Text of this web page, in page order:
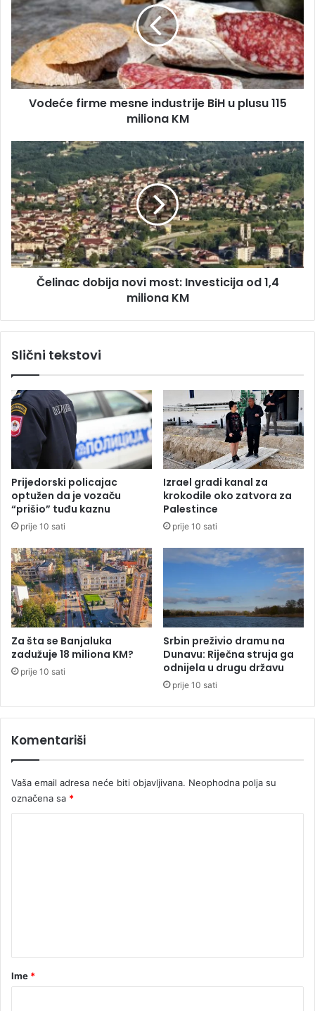
i
a
d
r
e
e
ć
e
f
i
r
s
n
e
i
n
d
u
s
j
B
u
p
l
s
u
1
1
m
i
l
i
o
n
a
K
M
Vodeće firme mesne industrije BiH u plusu 115
miliona KM
e
l
i
n
a
c
d
o
o
m
o
s
t
:
n
v
s
t
i
c
i
j
a
o
d
1
m
l
n
a
K
Čelinac dobija novi most: Investicija od 1,4
miliona KM
Slični tekstovi
Prijedorski policajac
optužen da je vozaču
“prišio” tuđu kaznu
prije 10 sati
Izrael gradi kanal za
krokodile oko zatvora za
Palestince
prije 10 sati
Za šta se Banjaluka
zadužuje 18 miliona KM?
prije 10 sati
Srbin preživio dramu na
Dunavu: Riječna struja ga
odnijela u drugu državu
prije 10 sati
Komentariši
Vaša email adresa neće biti objavljivana. Neophodna polja su
označena sa *
rIme *